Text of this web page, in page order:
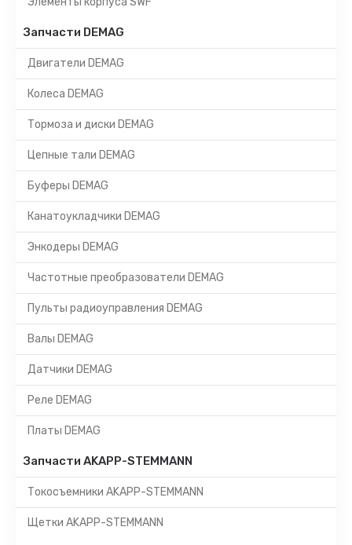
Запчасти DEMAG
Двигатели DEMAG
Колеса DEMAG
Тормоза и диски DEMAG
Цепные тали DEMAG
Буферы DEMAG
Канатоукладчики DEMAG
Энкодеры DEMAG
Частотные преобразователи DEMAG
Пульты радиоуправления DEMAG
Валы DEMAG
Датчики DEMAG
Реле DEMAG
Платы DEMAG
Запчасти AKAPP-STEMMANN
Токосъемники AKAPP-STEMMANN
Щетки AKAPP-STEMMANN